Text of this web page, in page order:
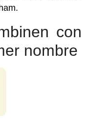
con
nombre